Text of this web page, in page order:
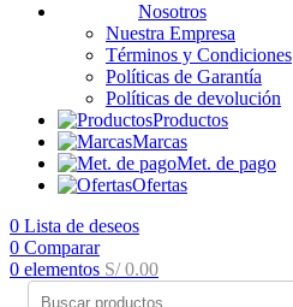
Nosotros
Nuestra Empresa
Términos y Condiciones
Políticas de Garantía
Políticas de devolución
Productos
Marcas
Met. de pago
Ofertas
0 Lista de deseos
0 Comparar
0 elementos S/0.00